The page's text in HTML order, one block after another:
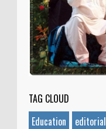
TAG CLOUD
Education
editorial